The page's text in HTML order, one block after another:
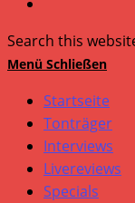
Search this
Menü Schließen
Startseite
Tonträger
Interviews
Livereviews
Specials